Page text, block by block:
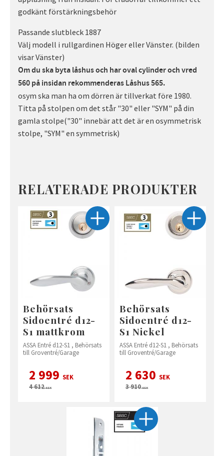
godkänt förstärkningsbehör
Passande slutbleck 1887
Välj modell i rullgardinen Höger eller Vänster. (bilden
visar Vänster)
Om du ska byta låshus och har oval cylinder och vred
560 på insidan rekommenderas Låshus 565.
osym ska man ha om dörren är tillverkat före 1980.
Titta på stolpen om det står "30" eller "SYM" på din
gamla stolpe("30" innebär att det är en osymmetrisk
stolpe, "SYM" en symmetrisk)
RELATERADE PRODUKTER
Behörsats
Sidoentré d12-
S1 mattkrom
ASSA Entré d12-S1 , Behörsats
till Groventré/Garage
2 999 SEK
4 612SEK
Behörsats
Sidoentré d12-
S1 Nickel
ASSA Entré d12-S1 , Behörsats
till Groventré/Garage
2 630 SEK
3 910SEK